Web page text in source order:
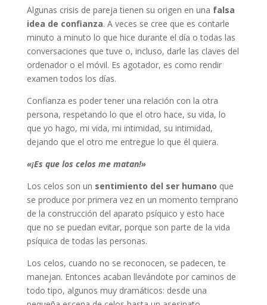
Algunas crisis de pareja tienen su origen en una falsa
idea de confianza. A veces se cree que es contarle
minuto a minuto lo que hice durante el día o todas las
conversaciones que tuve o, incluso, darle las claves del
ordenador o el móvil. Es agotador, es como rendir
examen todos los días.
Confianza es poder tener una relación con la otra
persona, respetando lo que el otro hace, su vida, lo
que yo hago, mi vida, mi intimidad, su intimidad,
dejando que el otro me entregue lo que él quiera.
«¡Es que los celos me matan!»
Los celos son un sentimiento del ser humano que
se produce por primera vez en un momento temprano
de la construcción del aparato psíquico y esto hace
que no se puedan evitar, porque son parte de la vida
psíquica de todas las personas.
Los celos, cuando no se reconocen, se padecen, te
manejan. Entonces acaban llevándote por caminos de
todo tipo, algunos muy dramáticos: desde una